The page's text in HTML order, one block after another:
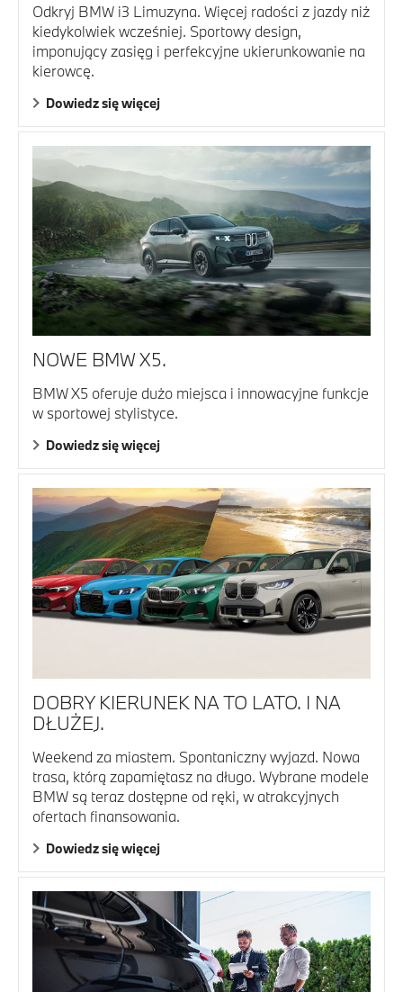
Odkryj BMW i3 Limuzyna. Więcej radości z jazdy niż
kiedykolwiek wcześniej. Sportowy design,
imponujący zasięg i perfekcyjne ukierunkowanie na
kierowcę.
Dowiedz się więcej
NOWE BMW X5.
BMW X5 oferuje dużo miejsca i innowacyjne funkcje
w sportowej stylistyce.
Dowiedz się więcej
DOBRY KIERUNEK NA TO LATO. I NA
DŁUŻEJ.
Weekend za miastem. Spontaniczny wyjazd. Nowa
trasa, którą zapamiętasz na długo. Wybrane modele
BMW są teraz dostępne od ręki, w atrakcyjnych
ofertach finansowania.
Dowiedz się więcej